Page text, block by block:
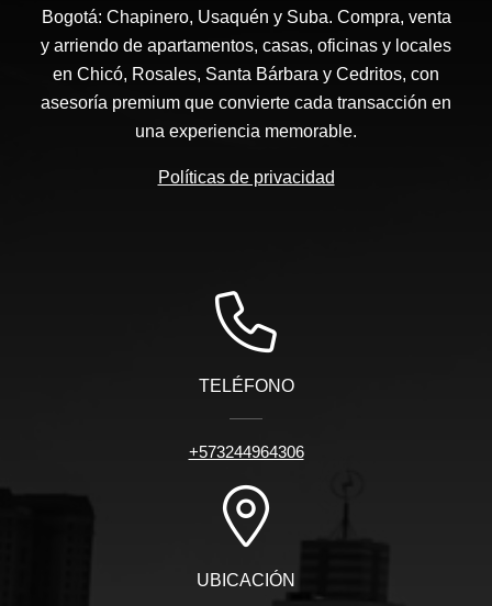
Bogotá: Chapinero, Usaquén y Suba. Compra, venta
y arriendo de apartamentos, casas, oficinas y locales
en Chicó, Rosales, Santa Bárbara y Cedritos, con
asesoría premium que convierte cada transacción en
una experiencia memorable.
Políticas de privacidad
TELÉFONO
+573244964306
UBICACIÓN